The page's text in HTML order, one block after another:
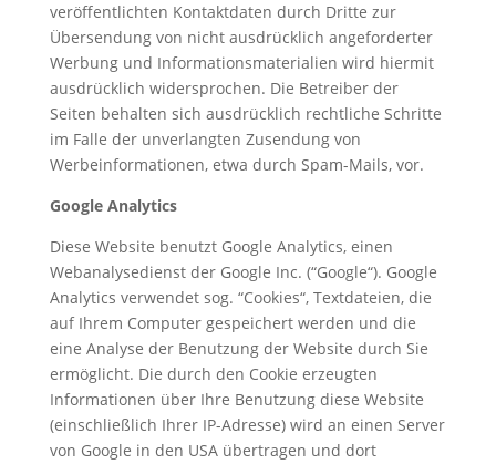
veröffentlichten Kontaktdaten durch Dritte zur
Übersendung von nicht ausdrücklich angeforderter
Werbung und Informationsmaterialien wird hiermit
ausdrücklich widersprochen. Die Betreiber der
Seiten behalten sich ausdrücklich rechtliche Schritte
im Falle der unverlangten Zusendung von
Werbeinformationen, etwa durch Spam-Mails, vor.
Google Analytics
Diese Website benutzt Google Analytics, einen
Webanalysedienst der Google Inc. (“Google“). Google
Analytics verwendet sog. “Cookies“, Textdateien, die
auf Ihrem Computer gespeichert werden und die
eine Analyse der Benutzung der Website durch Sie
ermöglicht. Die durch den Cookie erzeugten
Informationen über Ihre Benutzung diese Website
(einschließlich Ihrer IP-Adresse) wird an einen Server
von Google in den USA übertragen und dort